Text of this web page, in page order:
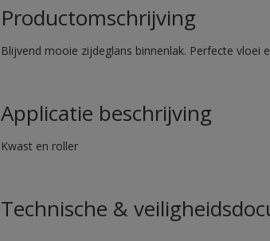
Productomschrijving
Blijvend mooie zijdeglans binnenlak. Perfecte vloei
Applicatie beschrijving
Kwast en roller
Technische &